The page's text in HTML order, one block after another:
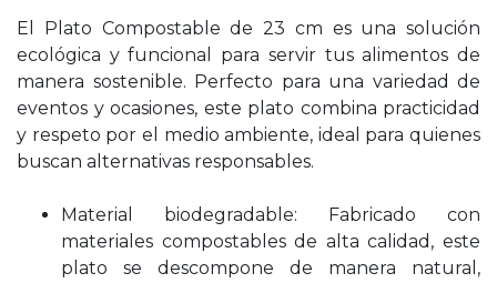
El Plato Compostable de 23 cm es una solución
ecológica y funcional para servir tus alimentos de
manera sostenible. Perfecto para una variedad de
eventos y ocasiones, este plato combina practicidad
y respeto por el medio ambiente, ideal para quienes
buscan alternativas responsables.
Material biodegradable: Fabricado con
materiales compostables de alta calidad, este
plato se descompone de manera natural,